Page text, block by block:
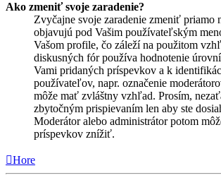
Ako zmeniť svoje zaradenie?
Zvyčajne svoje zaradenie zmeniť priamo
objavujú pod Vašim používateľským
Vašom profile, čo záleží na použitom
diskusných fór používa hodnotenie
Vami pridaných príspevkov a k
používateľov, napr. označenie
môže mať zvláštny vzhľad. Prosím,
zbytočným prispievaním len aby ste
Moderátor alebo administrátor potom
príspevkov znížiť.
Hore